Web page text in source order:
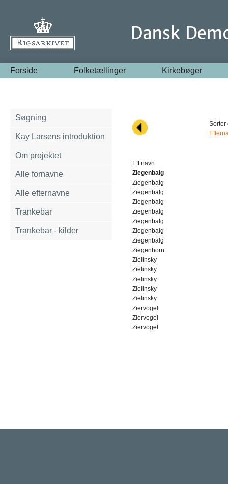
Forside Folketællinger Kirkebøger
Søgning
Kay Larsens introduktion
Om projektet
Alle fornavne
Alle efternavne
Trankebar
Trankebar - kilder
Sorter
Eft.navn
Ziegenbalg
Ziegenbalg
Ziegenbalg
Ziegenbalg
Ziegenbalg
Ziegenbalg
Ziegenbalg
Ziegenbalg
Ziegenhorn
Zielinsky
Zielinsky
Zielinsky
Zielinsky
Zielinsky
Ziervogel
Ziervogel
Ziervogel